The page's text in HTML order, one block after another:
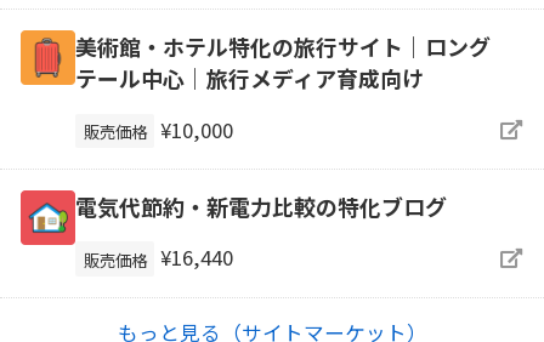
美術館・ホテル特化の旅行サイト｜ロング
テール中心｜旅行メディア育成向け
販売価格 ¥10,000
電気代節約・新電力比較の特化ブログ
販売価格 ¥16,440
もっと見る（サイトマーケット）